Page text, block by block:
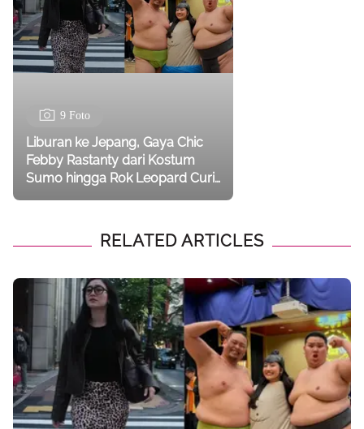
9 Foto
Liburan ke Jepang, Gaya Chic
Febby Rastanty dari Kostum
Sumo hingga Rok Leopard Curi
RELATED ARTICLES